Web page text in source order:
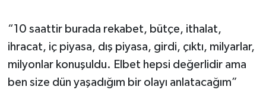
“10 saattir burada rekabet, bütçe, ithalat,
ihracat, iç piyasa, dış piyasa, girdi, çıktı, milyarlar,
milyonlar konuşuldu. Elbet hepsi değerlidir ama
ben size dün yaşadığım bir olayı anlatacağım”